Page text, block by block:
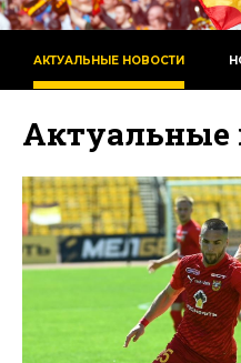
АКТУАЛЬНЫЕ НОВОСТИ
Актуальные